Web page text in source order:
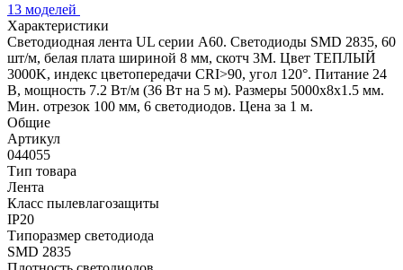
13 моделей
Характеристики
Светодиодная лента UL серии A60. Светодиоды SMD 2835, 60
шт/м, белая плата шириной 8 мм, скотч 3M. Цвет ТЕПЛЫЙ
3000K, индекс цветопередачи CRI>90, угол 120°. Питание 24
В, мощность 7.2 Вт/м (36 Вт на 5 м). Размеры 5000x8x1.5 мм.
Мин. отрезок 100 мм, 6 светодиодов. Цена за 1 м.
Общие
Артикул
044055
Тип товара
Лента
Класс пылевлагозащиты
IP20
Типоразмер светодиода
SMD 2835